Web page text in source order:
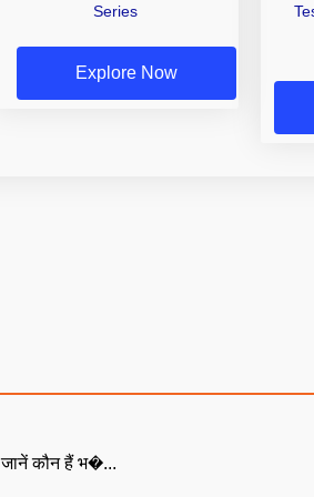
Series
Explore Now
जानें कौन हैं भ�...